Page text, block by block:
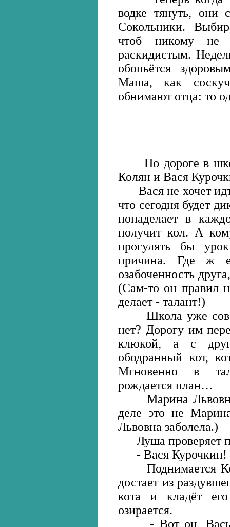
водке тянуть, они
Сокольники.
чтоб никому не
раскидистым.
обопьётся
Маша, как
обнимают отца: то
По дороге в
Колян и Вася
Вася не хочет
что сегодня будет
понаделает в
получит кол. А
прогулять бы
причина. Где ж
озабоченность
(Сам-то он правил
делает - талант!)
Школа уже
нет? Дорогу им
клюкой, а с
ободранный кот,
Мгновенно в
рождается план…
Марина Львовна
деле это не
Львовна заболела.)
Луша проверяет
- Вася Курочкин!
Поднимается
достает из
кота и кладёт
озирается.
- Вот он, Васька